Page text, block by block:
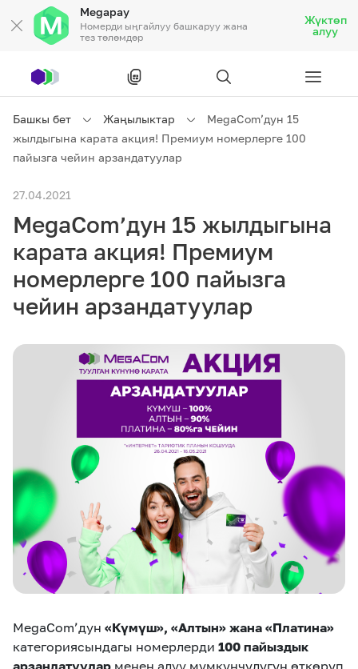
Megapay
Номерди ыңгайлуу башкаруу жана
тез төлөмдөр
Жүктөп
алуу
Жеке кардарларга
Жеке кардарларга
Ишкердик үчүн
Байланыш
Тарифтер Акциялар Роуминг
M2M
Кызматтар Көңүл ачуучу Соц. тармактар
Чалуулар жана
SMS
Номерди тандоо SIM жеткирүү
Компания
Биз жөнүндө Жаңылыктар MEGAда иште
Өнөктөштөргө
Офис картасы
жана каптоо
Кызмат көрсөтүүлөр
MegaTV MegaPay MegaKassa
Башкы бет Жаңылыктар
MegaCom’дун 15
жылдыгына карата акция! Премиум номерлерге 100
пайызга чейин арзандатуулар
27.04.2021
MegaCom’дун 15 жылдыгына
карата акция! Премиум
номерлерге 100 пайызга
чейин арзандатуулар
MegaCom’дун «Күмүш», «Алтын» жана «Платина»
категориясындагы номерлерди 100 пайыздык
арзандатуулар менен алуу мүмкүнчүлүгүн өткөрүп